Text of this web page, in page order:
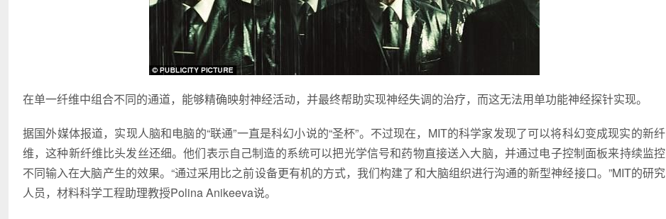
在单一纤维中组合不同的通道，能够精确映射神经活动，并最终帮助实现神经失调的治疗，而这无法用单功能神经探针实现。
据国外媒体报道，实现人脑和电脑的“联通”一直是科幻小说的“圣杯”。不过现在，MIT的科学家发现了可以将科幻变成现实的新纤
维，这种新纤维比头发丝还细。他们表示自己制造的系统可以把光学信号和药物直接送入大脑，并通过电子控制面板来持续监控
不同输入在大脑产生的效果。“通过采用比之前设备更有机的方式，我们构建了和大脑组织进行沟通的新型神经接口。”MIT的研究
人员，材料科学工程助理教授Polina Anikeeva说。